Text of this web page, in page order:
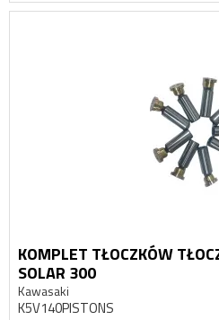
KOMPLET TŁOCZKÓW
SOLAR 300
Kawasaki
K5V140PISTONS